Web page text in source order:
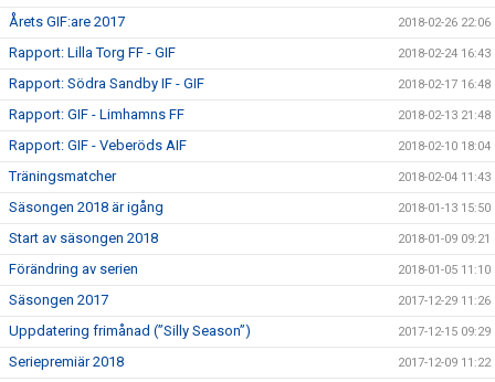
Årets GIF:are 2017 2018-02-26 22:06
Rapport: Lilla Torg FF - GIF 2018-02-24 16:43
Rapport: Södra Sandby IF - GIF 2018-02-17 16:48
Rapport: GIF - Limhamns FF 2018-02-13 21:48
Rapport: GIF - Veberöds AIF 2018-02-10 18:04
Träningsmatcher 2018-02-04 11:43
Säsongen 2018 är igång 2018-01-13 15:50
Start av säsongen 2018 2018-01-09 09:21
Förändring av serien 2018-01-05 11:10
Säsongen 2017 2017-12-29 11:26
Uppdatering frimånad (”Silly Season”) 2017-12-15 09:29
Seriepremiär 2018 2017-12-09 11:22